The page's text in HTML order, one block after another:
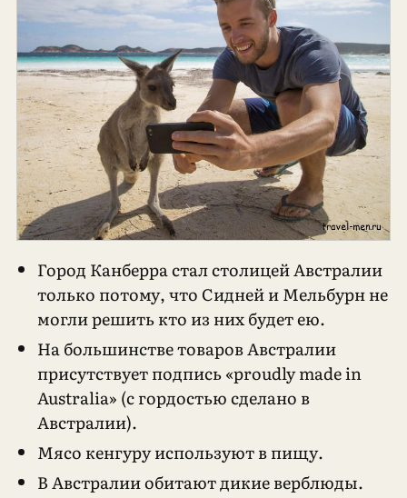
Город Канберра стал столицей Австралии
только потому, что Сидней и Мельбурн не
могли решить кто из них будет ею.
На большинстве товаров Австралии
присутствует подпись «proudly made in
Australia» (c гордостью сделано в
Австралии).
Мясо кенгуру используют в пищу.
В Австралии обитают дикие верблюды.